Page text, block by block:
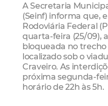
A Secretaria
(Seinf) informa que,
Rodoviária Federal
quarta-feira (25/09),
bloqueada no
localizado sob o
Craveiro. As
próxima segunda-
horário de 22h às 5h.